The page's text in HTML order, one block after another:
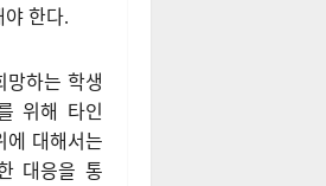
하는 학생
에 대해서는
대응을 통
, 대학에도
불법행위